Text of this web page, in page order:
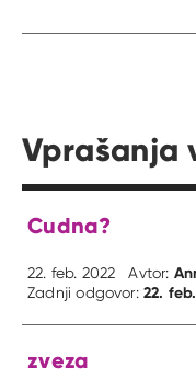
Vprašanja
Cudna?
22. feb. 2022 Avtor:
Zadnji odgovor:22.
zveza